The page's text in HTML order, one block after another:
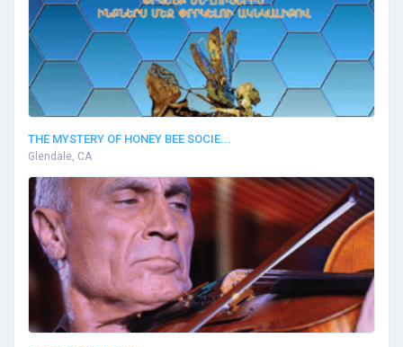
THE MYSTERY OF HONEY BEE SOCIE...
Glendale, CA